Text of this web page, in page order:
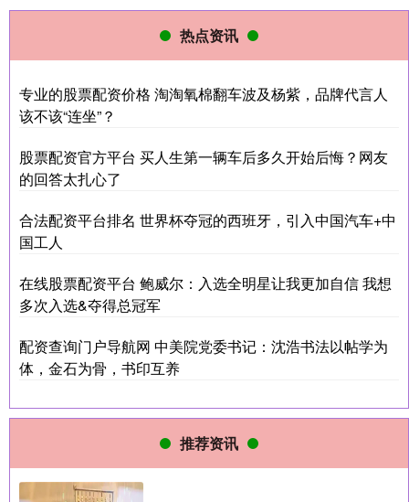
热点资讯
专业的股票配资价格 淘淘氧棉翻车波及杨紫，品牌代言人
该不该“连坐”？
股票配资官方平台 买人生第一辆车后多久开始后悔？网友
的回答太扎心了
合法配资平台排名 世界杯夺冠的西班牙，引入中国汽车+中
国工人
在线股票配资平台 鲍威尔：入选全明星让我更加自信 我想
多次入选&夺得总冠军
配资查询门户导航网 中美院党委书记：沈浩书法以帖学为
体，金石为骨，书印互养
推荐资讯